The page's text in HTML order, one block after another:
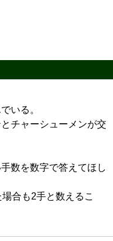
いる。
チャーシューメンが交
数を数字で答えてほし
合も2手と数えるこ